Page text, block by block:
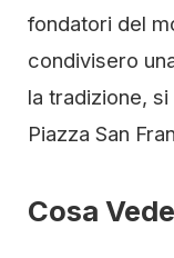
fondatori del
condivisero
la tradizione,
Piazza San
Cosa